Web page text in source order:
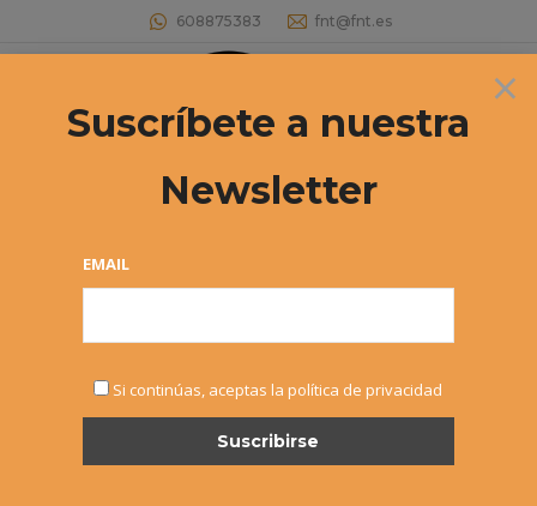
608875383 fnt@fnt.es
Buscar:
Archivos diarios:31 octubre, 2017
×
Suscríbete a nuestra
Newsletter
EMAIL
Si continúas, aceptas la política de privacidad